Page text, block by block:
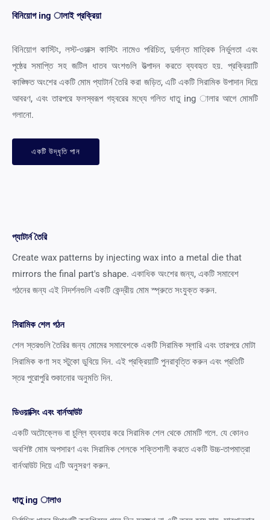
বিনিয়োগ ing ালাই প্রক্রিয়া
বিনিয়োগ কাস্টিং, লস্ট-ওয়াক্স কাস্টিং নামেও পরিচিত, দুর্দান্ত মাত্রিক নির্ভুলতা এবং
পৃষ্ঠের সমাপ্তি সহ জটিল ধাতব অংশগুলি উত্পাদন করতে ব্যবহৃত হয়. প্রক্রিয়াটি
কাঙ্ক্ষিত অংশের একটি মোম প্যাটার্ন তৈরি করা জড়িত, এটি একটি সিরামিক উপাদান দিয়ে
আবরণ, এবং তারপরে ফলস্বরূপ গহ্বরের মধ্যে গলিত ধাতু ing ালার আগে মোমটি
গলানো.
একটি উদ্ধৃতি পান
প্যাটার্ন তৈরি
Create wax patterns by injecting wax into a metal die that
mirrors the final part's shape. একাধিক অংশের জন্য, একটি সমাবেশ
গঠনের জন্য এই নিদর্শনগুলি একটি কেন্দ্রীয় মোম স্প্রুতে সংযুক্ত করুন.
সিরামিক শেল গঠন
শেল স্তরগুলি তৈরির জন্য মোমের সমাবেশকে একটি সিরামিক স্লারি এবং তারপরে মোটা
সিরামিক কণা সহ স্টুকো ডুবিয়ে দিন. এই প্রক্রিয়াটি পুনরাবৃত্তি করুন এবং প্রতিটি
স্তর পুরোপুরি শুকানোর অনুমতি দিন.
ডিওয়াক্সিং এবং বার্নআউট
একটি অটোক্লেভ বা চুল্লি ব্যবহার করে সিরামিক শেল থেকে মোমটি গলে. যে কোনও
অবশিষ্ট মোম অপসারণ এবং সিরামিক শেলকে শক্তিশালী করতে একটি উচ্চ-তাপমাত্রা
বার্নআউট দিয়ে এটি অনুসরণ করুন.
ধাতু ing ালাও